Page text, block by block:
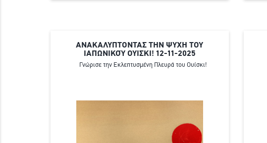
ΑΝΑΚΑΛΥΠΤΟΝΤΑΣ ΤΗΝ ΨΥΧΗ ΤΟΥ
ΙΑΠΩΝΙΚΟΎ ΟΥΙΣΚΙ! 12-11-2025
Γνώρισε την Εκλεπτυσμένη Πλευρά του Ουίσκι!